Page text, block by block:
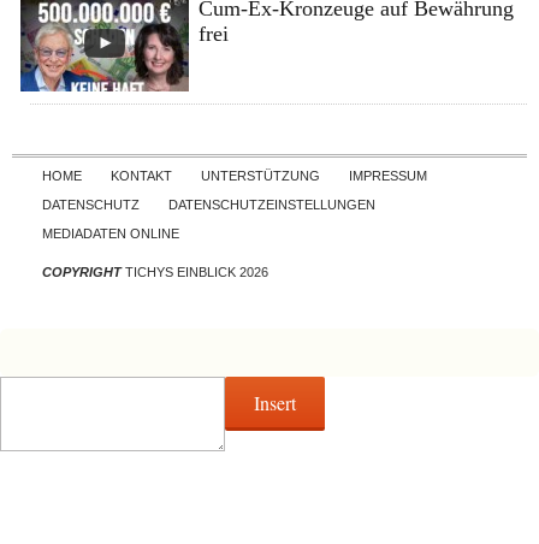
Cum-Ex-Kronzeuge auf Bewährung
frei
Skip to content
HOME KONTAKT UNTERSTÜTZUNG
IMPRESSUM
DATENSCHUTZ
DATENSCHUTZEINSTELLUNGEN
MEDIADATEN ONLINE
COPYRIGHTTICHYS EINBLICK 2026
Insert